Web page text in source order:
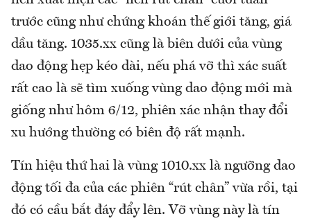
trước cũng như chứng khoán thế giới tăng, giá
dầu tăng. 1035.xx cũng là biên dưới của vùng
dao động hẹp kéo dài, nếu phá vỡ thì xác suất
rất cao là sẽ tìm xuống vùng dao động mới mà
giống như hôm 6/12, phiên xác nhận thay đổi
xu hướng thường có biên độ rất mạnh.
Tín hiệu thứ hai là vùng 1010.xx là ngưỡng dao
động tối đa của các phiên “rút chân” vừa rồi, tại
đó có cầu bắt đáy đẩy lên. Vỡ vùng này là tín